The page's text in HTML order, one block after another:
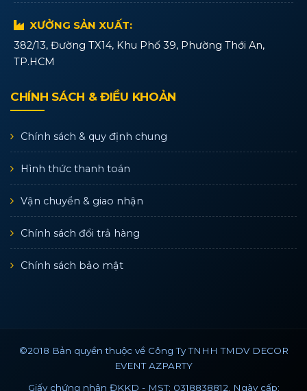
XƯỞNG SẢN XUẤT:
382/13, Đường TX14, Khu Phố 39, Phường Thới An,
TP.HCM
CHÍNH SÁCH & ĐIỀU KHOẢN
Chính sách & quy định chung
Hình thức thanh toán
Vận chuyển & giao nhận
Chính sách đổi trả hàng
Chính sách bảo mật
©2018 Bản quyền thuộc về Công Ty TNHH TMDV DECOR
EVENT AZPARTY
Giấy chứng nhận ĐKKD - MST: 0318838812. Ngày cấp: